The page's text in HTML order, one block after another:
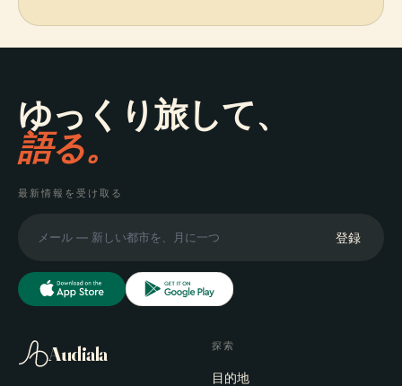
ゆっくり旅して、
語る。
最新情報を受け取る
登録
Audiala 探索
目的地